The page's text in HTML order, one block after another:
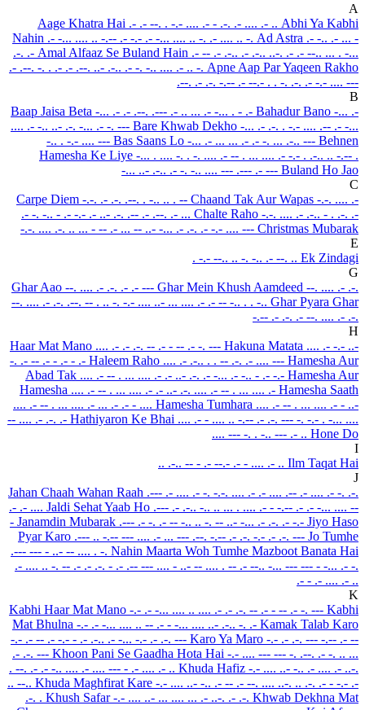
A
Aage Khatra Hai .- .- --. . -.- .... .- - .-. .- .... .- .. Abhi Ya Kabhi
Nahin .- -... .... .. -.-- .- -.- .- -... .... .. -. .- .... .. -. Ad Astra .- -.. .- ... -
.-. .- Amal Alfaaz Se Buland Hain .- -- .- .-.. .- .-.. ..-. .- .- --.. ... . -...
..- .-.. .- -. -.. .... .- .. -. Apne Aap Par Yaqeen Rakho
.- .--. -. . .- .- .--.
.--. .- .-. -.-- .- --.- . . -. .-. .- -.- .... ---
B
Baap Jaisa Beta -... .- .- .--. .--- .- .. ... .- -... . - .- Bahadur Bano -... .-
.... .- -.. ..- .-. -... .- -. --- Bare Khwab Dekho -... .- .-. . -.- .... .-- .- -...
-.. . -.- .... --- Bas Saans Lo -... .- ... ... .- .- -. ... .-.. --- Behnen
Hamesha Ke Liye -... . .... -. . -. .... .- -- . ... .... .- -.- . .-.. .. -.-- .
Buland Ho Jao
-... ..- .-.. .- -. -.. .... --- .--- .- ---
C
Carpe Diem -.-. .- .-. .--. . -.. .. . -- Chaand Tak Aur Wapas -.-. .... .-
.- -. -.. - .- -.- .- ..- .-. .-- .- .--. .- ... Chalte Raho -.-. .... .- .-.. - . .-. .-
.... --- Christmas Mubarak
-.-. .... .-. .. ... - -- .- ... -- ..- -... .- .-. .- -.-
E
Ek Zindagi
. -.- --.. .. -. -.. .- --. ..
G
Ghar Aao --. .... .- .-. .- .- --- Ghar Mein Khush Aamdeed --. .... .- .-.
-- . .. -. -.- .... ..- ... .... .- .- -- -.. . . -.. Ghar Pyara Ghar
--. .... .- .-. .--.
-.-- .- .-. .- --. .... .- .-.
H
Haar Mat Mano .... .- .- .-. -- .- - -- .- -. --- Hakuna Matata .... .- -.- ..-
-. .- -- .- - .- - .- Haleem Raho .... .- .-.. . . -- .-. .- .... --- Hamesha Aur
Abad Tak .... .- -- . ... .... .- .- ..- .-. .- -... .- -.. - .- -.- Hamesha Aur
Hamesha .... .- -- . ... .... .- .- ..- .-. .... .- -- . ... .... .- Hamesha Saath
.... .- -- . ... .... .- ... .- .- - .... Hamesha Tumhara .... .- -- . ... .... .- - ..-
-- .... .- .-. .- Hathiyaron Ke Bhai .... .- - .... .. -.-- .- .-. --- -. -.- . -... ....
.- .. Hone Do
.... --- -. . -.. ---
I
Ilm Taqat Hai
.. .-.. -- - .- --.- .- - .... .- ..
J
Jahan Chaah Wahan Raah .--- .- .... .- -. -.-. .... .- .- .... .-- .- .... .- -. .-.
.- .- .... Jaldi Sehat Yaab Ho .--- .- .-.. -.. .. ... . .... .- - -.-- .- .- -... .... --
- Janamdin Mubarak .--- .- -. .- -- -.. .. -. -- ..- -... .- .-. .- -.- Jiyo Haso
Pyar Karo .--- .. -.-- --- .... .- ... --- .--. -.-- .- .-. -.- .- .-. --- Jo Tumhe
Nahin Maarta Woh Tumhe Mazboot Banata Hai
.--- --- - ..- -- .... . -.
.- .... .. -. -- .- .- .-. - .- .-- --- .... - ..- -- .... . -- .- --.. -... --- --- - -... .- -.
.- - .- .... .- ..
K
Kabhi Haar Mat Mano -.- .- -... .... .. .... .- .- .-. -- .- - -- .- -. --- Kabhi
Mat Bhulna -.- .- -... .... .. -- .- - -... .... ..- .-.. -. .- Kamak Talab Karo
-.- .- -- .- -.- - .- .-.. .- -... -.- .- .-. --- Karo Ya Maro -.- .- .-. --- -.-- .- --
.- .-. --- Khoon Pani Se Gaadha Hota Hai -.- .... --- --- -. .--. .- -. .. ...
. --. .- .- -.. .... .- .... --- - .- .... .- .. Khuda Hafiz -.- .... ..- -.. .- .... .- ..-.
.. --.. Khuda Maghfirat Kare -.- .... ..- -.. .- -- .- --. .... ..-. .. .-. .- - -.- .-
.-. . Khush Safar-.- .... ..- ... .... ... .- ..-. .- .-. Khwab Dekhna Mat